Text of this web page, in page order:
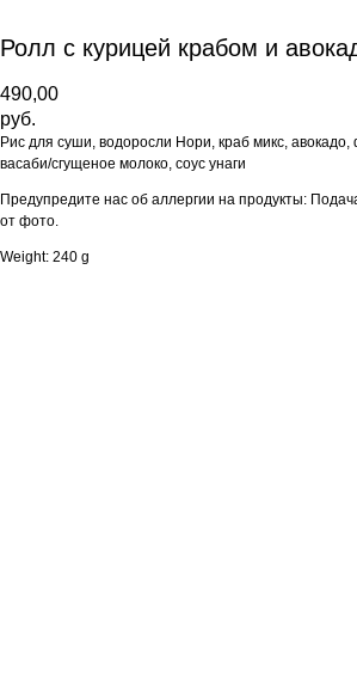
Ролл с курицей крабом и
490,00
руб.
Рис для суши, водоросли Нори, краб микс, авокадо,
васаби/сгущеное молоко, соус унаги
Предупредите нас об аллергии на продукты:
от фото.
Weight: 240 g